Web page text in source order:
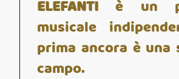
ELEFANTI è un
musicale
prima ancora è una
campo.